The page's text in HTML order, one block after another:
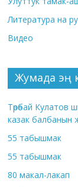
Литература на
Видео
Жумада эң
Төрөбай
казак балбанын
55 табышмак
55 табышмак
80 макал-лакап